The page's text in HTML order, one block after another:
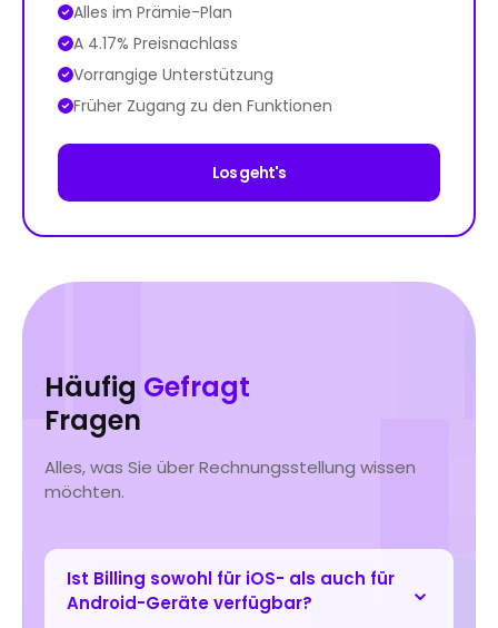
Alles im Prämie-Plan
A 4.17% Preisnachlass
Vorrangige Unterstützung
Früher Zugang zu den Funktionen
Los geht's
Häufig Gefragt
Fragen
Alles, was Sie über Rechnungsstellung wissen
möchten.
Ist Billing sowohl für iOS- als auch für
Android-Geräte verfügbar?